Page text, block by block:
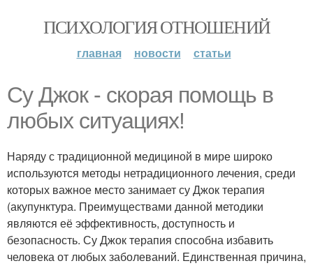
ПСИХОЛОГИЯ ОТНОШЕНИЙ
главная новости статьи
Су Джок - скорая помощь в
любых ситуациях!
Наряду с традиционной медициной в мире широко
используются методы нетрадиционного лечения, среди
которых важное место занимает су Джок терапия
(акупунктура. Преимуществами данной методики
являются её эффективность, доступность и
безопасность. Су Джок терапия способна избавить
человека от любых заболеваний. Единственная причина,